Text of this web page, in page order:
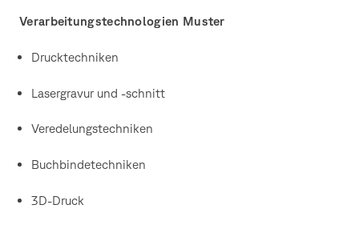
Verarbeitungstechnologien Muster
Drucktechniken
Lasergravur und -schnitt
Veredelungstechniken
Buchbindetechniken
3D-Druck